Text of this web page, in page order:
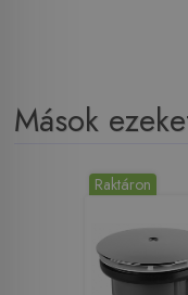
Mások
Raktáron